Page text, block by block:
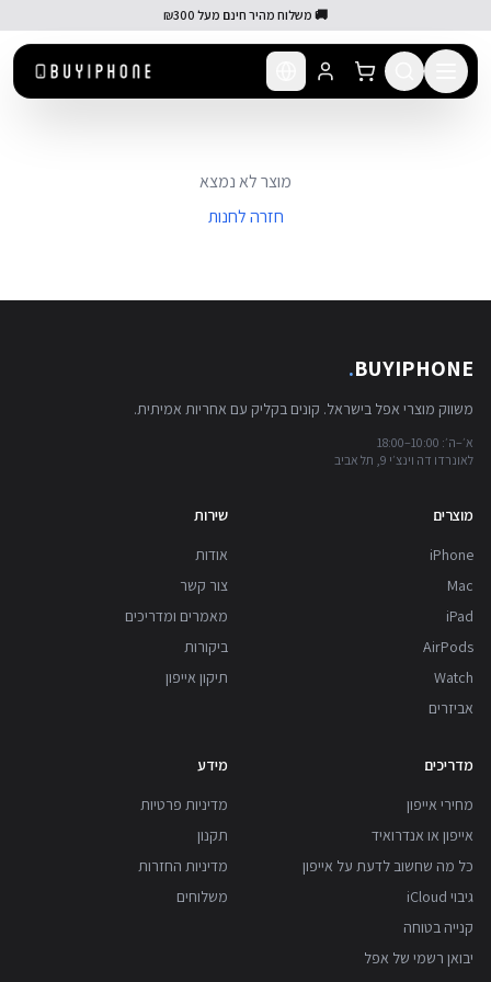
🚚 משלוח מהיר חינם מעל ₪300
מוצר לא נמצא
חזרה לחנות
BUYIPHONE
.
משווק מוצרי אפל בישראל. קונים בקליק עם אחריות אמיתית.
א׳–ה׳: 10:00–18:00
לאונרדו דה וינצ׳י 9, תל אביב
מוצרים
iPhone
Mac
iPad
AirPods
Watch
אביזרים
שירות
אודות
צור קשר
מאמרים ומדריכים
ביקורות
תיקון אייפון
מדריכים
מחירי אייפון
אייפון או אנדרואיד
כל מה שחשוב לדעת על אייפון
גיבוי iCloud
קנייה בטוחה
יבואן רשמי של אפל
מידע
מדיניות פרטיות
תקנון
מדיניות החזרות
משלוחים